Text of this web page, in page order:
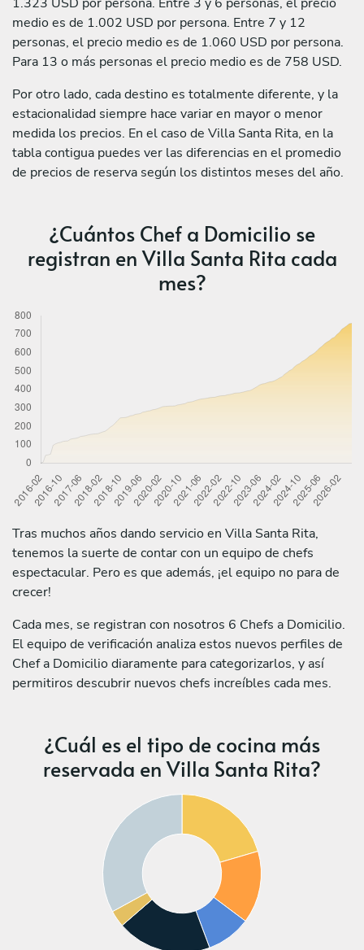
medio es de 1.002 USD por persona. Entre 7 y 12
personas, el precio medio es de 1.060 USD por persona.
Para 13 o más personas el precio medio es de 758 USD.
Por otro lado, cada destino es totalmente diferente, y la
estacionalidad siempre hace variar en mayor o menor
medida los precios. En el caso de Villa Santa Rita, en la
tabla contigua puedes ver las diferencias en el promedio
de precios de reserva según los distintos meses del año.
¿Cuántos Chef a Domicilio se
registran en Villa Santa Rita cada
mes?
Tras muchos años dando servicio en Villa Santa Rita,
tenemos la suerte de contar con un equipo de chefs
espectacular. Pero es que además, ¡el equipo no para de
crecer!
Cada mes, se registran con nosotros 6 Chefs a Domicilio.
El equipo de verificación analiza estos nuevos perfiles de
Chef a Domicilio diaramente para categorizarlos, y así
permitiros descubrir nuevos chefs increíbles cada mes.
¿Cuál es el tipo de cocina más
reservada en Villa Santa Rita?